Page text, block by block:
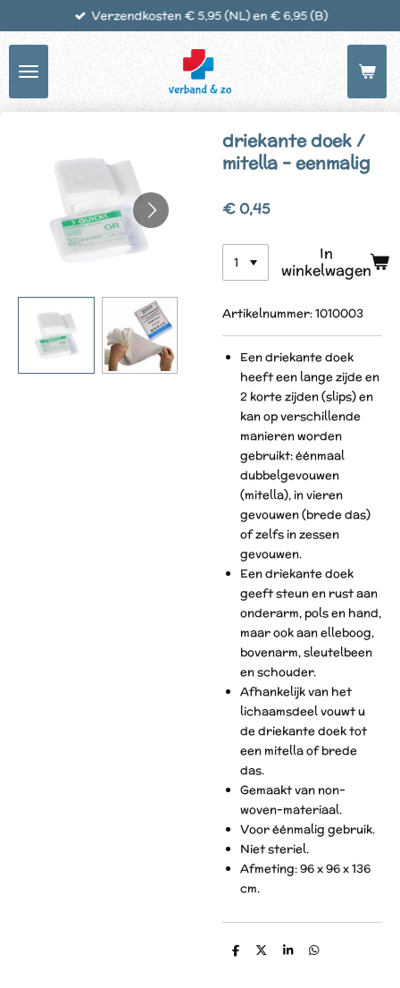
de
hoofdinhoud
Verzendkosten € 5,95 (NL) en € 6,95 (B)
driekante doek /
mitella – eenmalig
€ 0,45
In
winkelwagen
Artikelnummer:1010003
Een driekante doek
heeft een lange zijde en
2 korte zijden (slips) en
kan op verschillende
manieren worden
gebruikt: éénmaal
dubbelgevouwen
(mitella), in vieren
gevouwen (brede das)
of zelfs in zessen
gevouwen.
Een driekante doek
geeft steun en rust aan
onderarm, pols en hand,
maar ook aan elleboog,
bovenarm, sleutelbeen
en schouder.
Afhankelijk van het
lichaamsdeel vouwt u
de driekante doek tot
een mitella of brede
das.
Gemaakt van non-
woven-materiaal.
Voor éénmalig gebruik.
Niet steriel.
Afmeting: 96 x 96 x 136
cm.
D
D
S
D